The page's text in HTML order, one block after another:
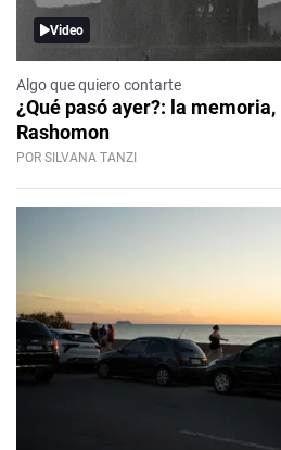
Video
Algo que quiero contarte
¿Qué pasó ayer?: la
Rashomon
POR SILVANA TANZI